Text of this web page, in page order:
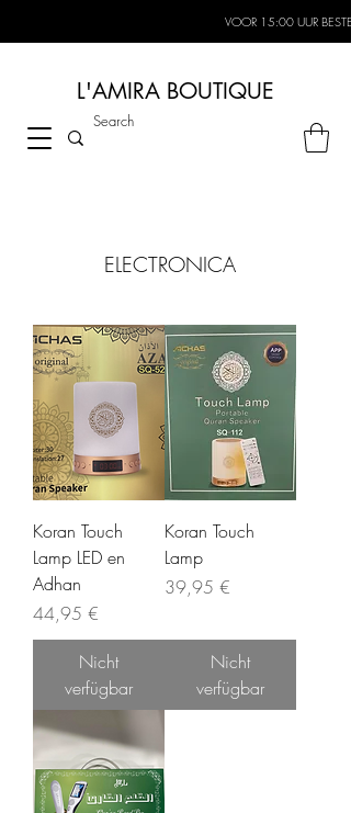
VOOR 15:00 UUR
L'AMIRA BOUTIQUE
ELECTRONICA
Koran Touch
Lamp LED en
Adhan
Preis
44,95 €
Nicht
verfügbar
Koran Touch
Lamp
Preis
39,95 €
Nicht
verfügbar